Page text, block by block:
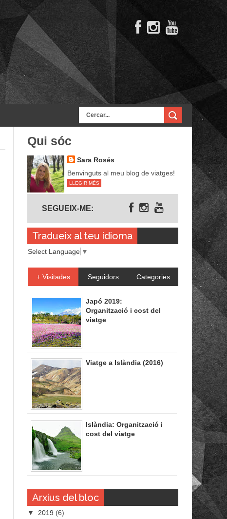
Qui sóc
Sara Rosés
Benvinguts al meu blog de viatges!
LLEGIR MÉS
SEGUEIX-ME:
Tradueix al teu idioma
Select Language ▼
+ Visitades Seguidors Categories
Japó 2019:
Organització i cost del
viatge
Viatge a Islàndia (2016)
Islàndia: Organització i
cost del viatge
Arxius del bloc
▼ 2019 (6)